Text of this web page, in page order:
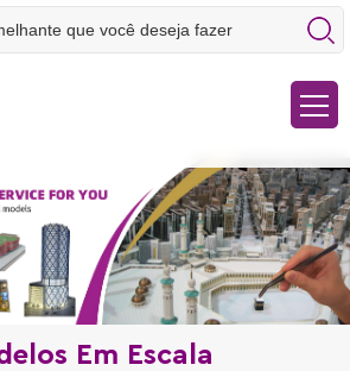
Em Escala